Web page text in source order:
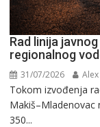
Rad linija
regionalnog
31/07/2026 Alex
Tokom izvođenja
Makiš–Mladenovac
350...